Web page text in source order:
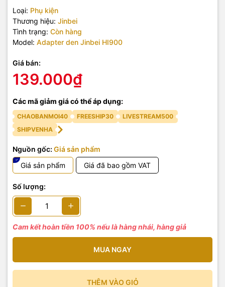
Loại: Phụ kiện
Thương hiệu: Jinbei
Tình trạng: Còn hàng
Model: Adapter den Jinbei HI900
Giá bán:
139.000₫
Các mã giảm giá có thể áp dụng:
CHAOBANMOI40 FREESHIP30
LIVESTREAM500
SHIPVENHA
Nguồn gốc: Giá sản phẩm
Giá sản phẩm
Giá đã bao gồm VAT
Số lượng:
Cam kết hoàn tiền 100% nếu là hàng nhái, hàng giả
MUA NGAY
THÊM VÀO GIỎ